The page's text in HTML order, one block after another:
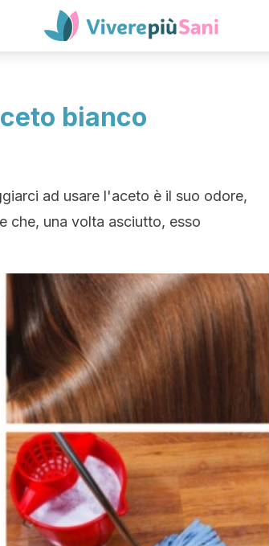
bianco
ad usare l'aceto è il suo odore,
che, una volta asciutto, esso